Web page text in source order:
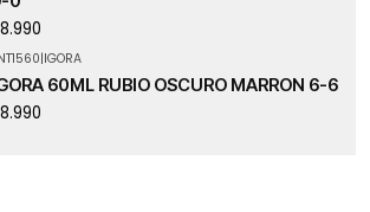
|IGORA
60ML RUBIO OSCURO MARRON 6-6